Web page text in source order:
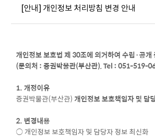
[안내] 개인정보 처리방침 변경 안내
개인정보 보호법 제 30조에 의거하여 수립·공
(문의처 : 증권박물관(부산관), Tel : 051-519-
1. 개정이유
증권박물관(부산관) 개인정보 보호책임자 및 담
2. 변경내용
○ 개인정보 보호책임자 및 담당자 정보 최신화